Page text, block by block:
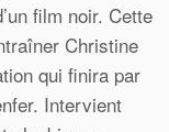
film noir. Cette
Christine
qui finira par
Intervient